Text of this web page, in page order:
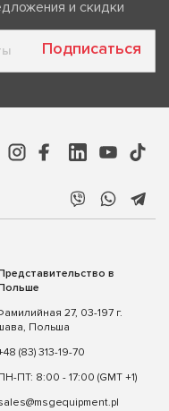
и скидки
Подписаться
в
27, 03-197 г.
Польша
(83) 313-19-70
ПТ: 8:00 - 17:00 (GMT +1)